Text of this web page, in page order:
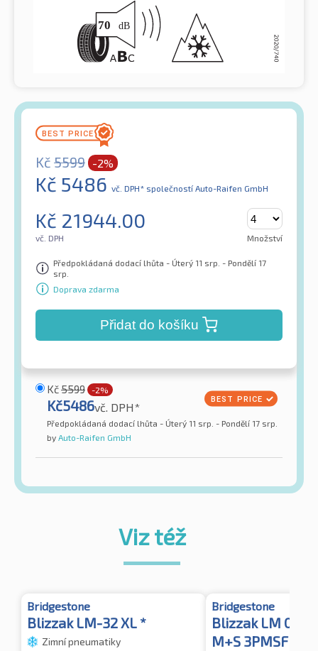
Kč 5599 -2%
Kč 5486 vč. DPH* společností Auto-Raifen GmbH
Kč 21944.00
vč. DPH Množství
Předpokládaná dodací lhůta - Úterý 11 srp. - Pondělí 17
srp.
Doprava zdarma
Přidat do košíku
Kč5599 -2%
Kč5486vč. DPH*
Předpokládaná dodací lhůta - Úterý 11 srp. - Pondělí 17 srp.
by Auto-Raifen GmbH
Viz též
Bridgestone
Blizzak LM-32 XL *
Zimní pneumatiky
Bridgestone
Blizzak LM 005
M+S 3PMSF (+)